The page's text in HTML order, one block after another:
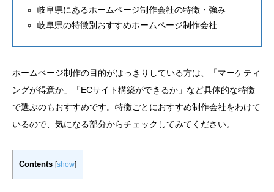
岐阜県にあるホームページ制作会社の特徴・強み
岐阜県の特徴別おすすめホームページ制作会社
ホームページ制作の目的がはっきりしている方は、「マーケティ
ングが得意か」「ECサイト構築ができるか」など具体的な特徴
で選ぶのもおすすめです。特徴ごとにおすすめ制作会社をわけて
いるので、気になる部分からチェックしてみてください。
Contents [show]